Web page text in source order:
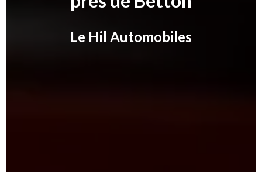
Le Hil Automobiles